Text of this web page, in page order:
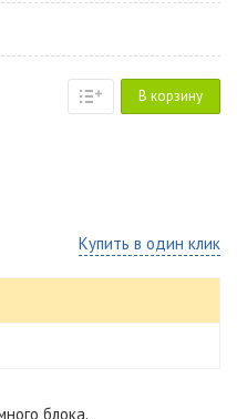
В корзину
Купить в один клик
блока.